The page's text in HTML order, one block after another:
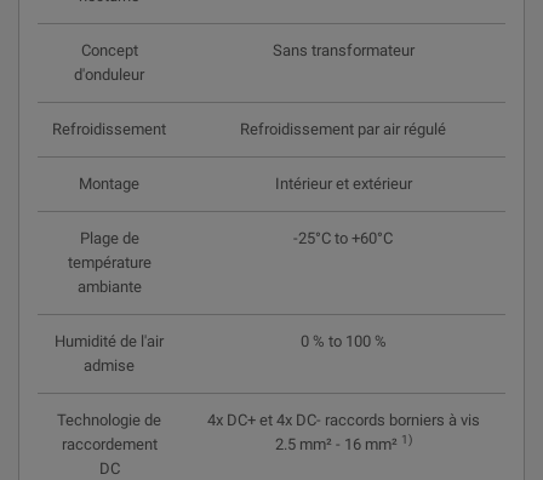
Concept
d'onduleur
Sans transformateur
Refroidissement Refroidissement par air régulé
Montage Intérieur et extérieur
Plage de
température
ambiante
-25°C to +60°C
Humidité de l'air
admise
0 % to 100 %
Technologie de
raccordement
DC
4x DC+ et 4x DC- raccords borniers à vis
2.5 mm² - 16 mm² 1)